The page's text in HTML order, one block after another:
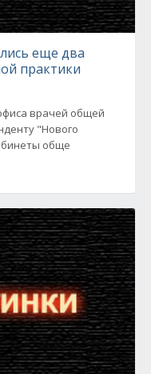
еще два
практики
врачей общей
"Нового
обще